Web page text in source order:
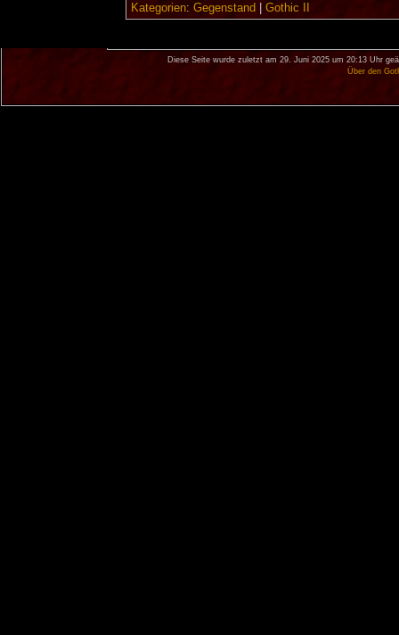
Kategorien: Gegenstand Gothic II
Diese Seite wurde zuletzt am 29. Juni 2025 um 20:13 Uhr
Über den